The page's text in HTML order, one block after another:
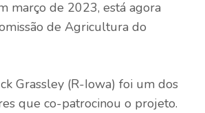
março de 2023, está agora
de Agricultura do
Grassley (R-Iowa) foi um dos
que co-patrocinou o projeto.